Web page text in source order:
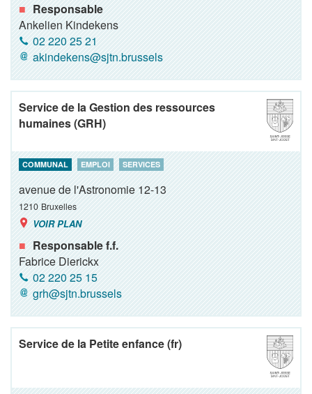
Responsable
Ankelien Kindekens
02 220 25 21
akindekens@sjtn.brussels
Service de la Gestion des ressources
humaines (GRH)
COMMUNAL EMPLOI SERVICES
avenue de l'Astronomie 12-13
1210 Bruxelles
VOIR PLAN
Responsable f.f.
Fabrice Dierickx
02 220 25 15
grh@sjtn.brussels
Service de la Petite enfance (fr)